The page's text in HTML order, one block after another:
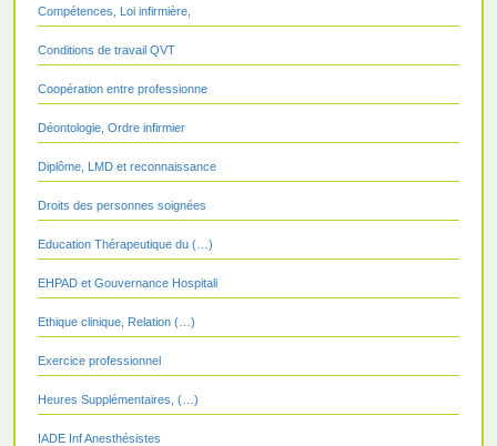
Compétences, Loi infirmière,
Conditions de travail QVT
Coopération entre professionne
Déontologie, Ordre infirmier
Diplôme, LMD et reconnaissance
Droits des personnes soignées
Education Thérapeutique du (…)
EHPAD et Gouvernance Hospitali
Ethique clinique, Relation (…)
Exercice professionnel
Heures Supplémentaires, (…)
IADE Inf Anesthésistes